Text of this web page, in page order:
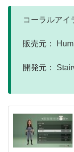
コーラルアイ
販売元：
開発元：